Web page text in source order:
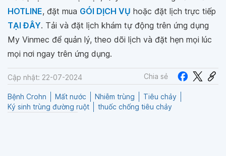
HOTLINE, đặt mua GÓI DỊCH VỤ hoặc đặt lịch trực tiếp
TẠI ĐÂY. Tải và đặt lịch khám tự động trên ứng dụng
My Vinmec để quản lý, theo dõi lịch và đặt hẹn mọi lúc
mọi nơi ngay trên ứng dụng.
Cập nhật: 22-07-2024 Chia sẻ
Bệnh Crohn Mất nước Nhiễm trùng
Tiêu chảy
Ký sinh trùng đường ruột
thuốc chống tiêu chảy